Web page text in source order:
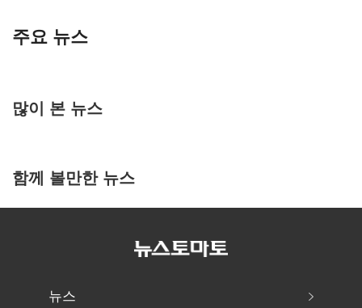
주요 뉴스
많이 본 뉴스
함께 볼만한 뉴스
뉴스